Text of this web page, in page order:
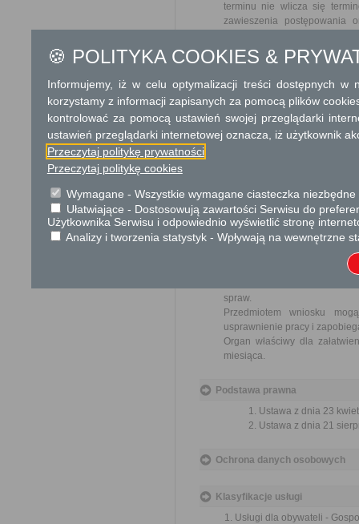
terminu nie wlicza się
zawieszenia postępowania
W przypadku spraw
Informacja
Dodatkowe
Opłata
Tryb odwoławczy
Brak
Przedmiotem skargi może
spraw.
Przedmiotem wniosku
usprawnienie pracy i
Organ właściwy dla
miesiąca.
Podstawa prawna
Ustawa z dnia 23
Ustawa z dnia 21
Ochrona danych osobowych
Klasyfikacje usługi
Usługi dla obywateli -
🍪 POLITYKA COOKIES &
Informujemy, iż w celu optymalizacji treści dostępnych w
korzystamy z informacji zapisanych za pomocą plików
kontrolować za pomocą ustawień swojej przeglądarki
ustawień przeglądarki internetowej oznacza, iż użytkownik
Przeczytaj politykę prywatności
Przeczytaj politykę cookies
Wymagane - Wszystkie wymagane ciasteczka
Ułatwiające - Dostosowują zawartości Serwisu do
Użytkownika Serwisu i odpowiednio wyświetlić stronę
Analizy i tworzenia statystyk - Wpływają na wewnętrzne